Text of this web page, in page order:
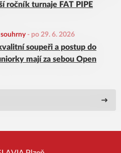
ročník turnaje FAT PIPE
souhrny - po 29. 6. 2026
soupeři a postup do
mají za sebou Open